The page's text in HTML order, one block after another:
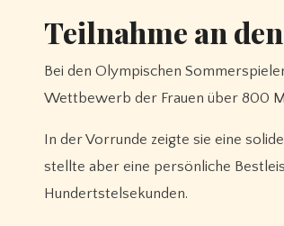
Teilnahme an
Bei den Olympischen
Wettbewerb der Frauen über 800
In der Vorrunde zeigte sie eine
stellte aber eine persönliche
Hundertstelsekunden.